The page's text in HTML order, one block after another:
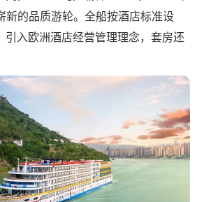
新的品质游轮。全船按酒店标准设
引入欧洲酒店经营管理理念，套房还